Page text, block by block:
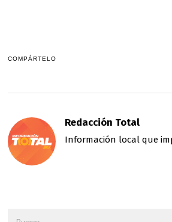
COMPÁRTELO
Redacción Total
Información local que